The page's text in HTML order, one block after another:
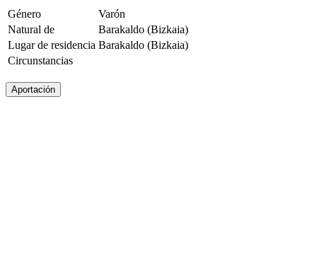
Género
Varón
Natural de
Barakaldo (Bizkaia)
Lugar de residencia Barakaldo (Bizkaia)
Circunstancias